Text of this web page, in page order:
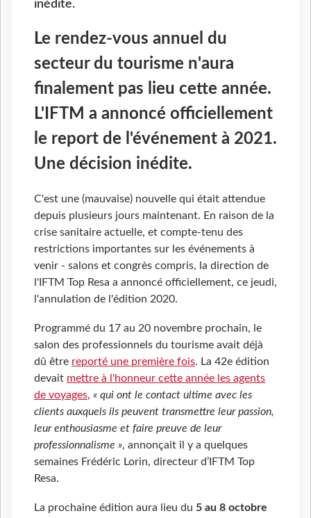
inédite.
Le rendez-vous annuel du
secteur du tourisme n'aura
finalement pas lieu cette année.
L'IFTM a annoncé officiellement
le report de l'événement à 2021.
Une décision inédite.
C'est une (mauvaise) nouvelle qui était attendue
depuis plusieurs jours maintenant. En raison de la
crise sanitaire actuelle, et compte-tenu des
restrictions importantes sur les événements à
venir - salons et congrès compris, la direction de
l'IFTM Top Resa a annoncé officiellement, ce jeudi,
l'annulation de l'édition 2020.
Programmé du 17 au 20 novembre prochain, le
salon des professionnels du tourisme avait déjà
dû être reporté une première fois. La 42e édition
devait mettre à l'honneur cette année les agents
de voyages, « qui ont le contact ultime avec les
clients auxquels ils peuvent transmettre leur passion,
leur enthousiasme et faire preuve de leur
professionnalisme », annonçait il y a quelques
semaines Frédéric Lorin, directeur d’IFTM Top
Resa.
La prochaine édition aura lieu du 5 au 8 octobre